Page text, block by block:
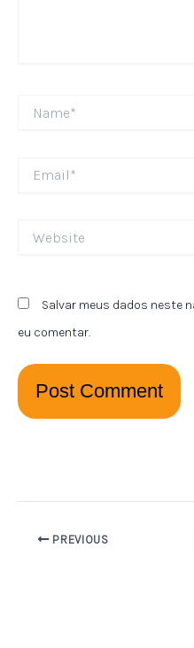
Salvar meus dados neste
eu comentar.
PREVIOUS